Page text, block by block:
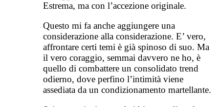
Estrema, ma con l’accezione originale.
Questo mi fa anche aggiungere una
considerazione alla considerazione. E’ vero,
affrontare certi temi è già spinoso di suo. Ma
il vero coraggio, semmai davvero ne ho, è
quello di combattere un consolidato trend
odierno, dove perfino l’intimità viene
assediata da un condizionamento martellante.